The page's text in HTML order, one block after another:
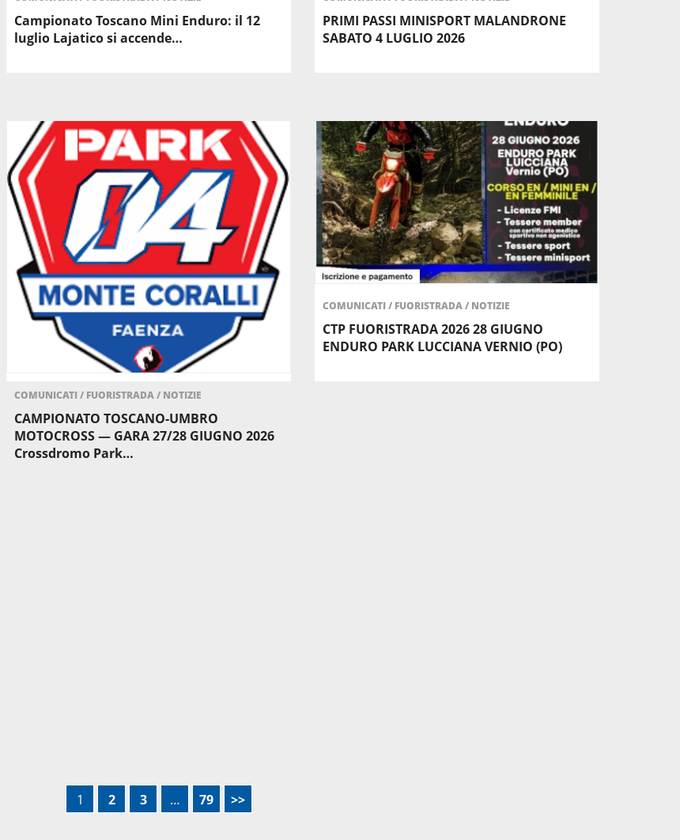
Campionato Toscano Mini Enduro: il 12
luglio Lajatico si accende…
PRIMI PASSI MINISPORT MALANDRONE
SABATO 4 LUGLIO 2026
COMUNICATI / FUORISTRADA/ NOTIZIE
CAMPIONATO TOSCANO-UMBRO
MOTOCROSS — GARA 27/28 GIUGNO 2026
Crossdromo Park…
COMUNICATI/ FUORISTRADA/ NOTIZIE
CTP FUORISTRADA 2026 28 GIUGNO
ENDURO PARK LUCCIANA VERNIO (PO)
1 2 3 … 79 >>